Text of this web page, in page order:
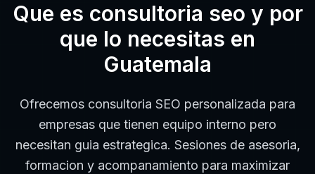
Que es consultoria seo y por
que lo necesitas en
Guatemala
Ofrecemos consultoria SEO personalizada para
empresas que tienen equipo interno pero
necesitan guia estrategica. Sesiones de asesoria,
formacion y acompanamiento para maximizar